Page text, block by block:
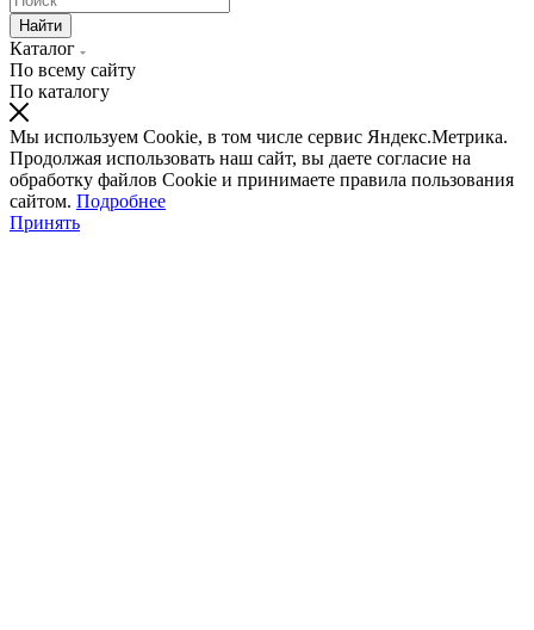
Найти
Каталог
По всему сайту
По каталогу
Мы используем Cookie, в том числе сервис Яндекс.Метрика.
Продолжая использовать наш сайт, вы даете согласие на
обработку файлов Cookie и принимаете правила пользования
сайтом. Подробнее
Принять